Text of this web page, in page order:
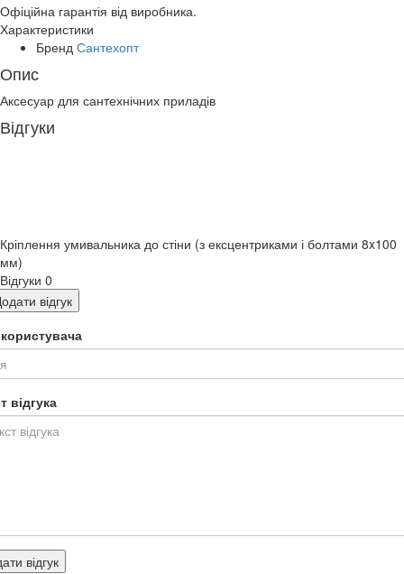
Офіційна гарантія від виробника.
Характеристики
Бренд Сантехопт
Опис
Аксесуар для сантехнічних приладів
Відгуки
Кріплення умивальника до стіни (з ексцентриками і болтами 8x100
мм)
Відгуки 0
відгук
відгука
відгук